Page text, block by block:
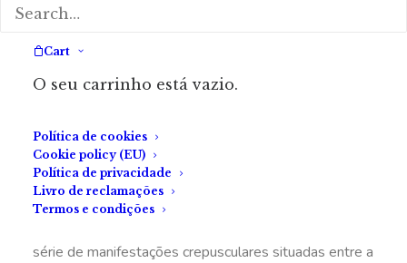
Cart
O seu carrinho está vazio.
Política de cookies
Cookie policy (EU)
Política de privacidade
Livro de reclamações
Termos e condições
a Black Box e a Praça do CIAJG são palco
Vampires in Space, o projeto de Pedro
Internacional de Arte – La Biennale di
Venezia.
série de manifestações crepusculares situadas entre a